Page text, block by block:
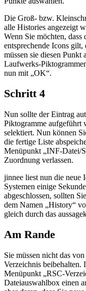
Die Groß- bzw.
alle Histories angezeigt
Wenn Sie möchten,
entsprechende Icons
müssen sie diesen
Laufwerks-
nun mit „OK“.
Schritt 4
Nun sollte der Eintrag
Piktogramme aufgeführt
selektiert. Nun können
die fertige Liste
Menüpunkt „INF-Datei/
Zuordnung verlassen.
jinnee liest nun die neue
Systemen einige
abgeschlossen, sollten
dem Namen „History“
gleich durch das
Am Rande
Sie müssen nicht das
Verzeichnis beibehalten.
Menüpunkt „RSC-
Dateiauswahlbox einen